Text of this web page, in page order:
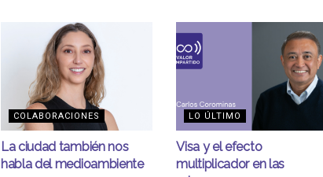
COLABORACIONES
La ciudad también nos
habla del medioambiente
LO ÚLTIMO
Visa y el efecto
multiplicador en las